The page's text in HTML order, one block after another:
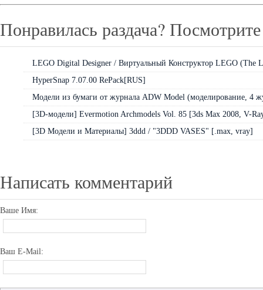
Понравилась раздача?
LEGO Digital Designer / Виртуальный Конструктор LEGO (The
HyperSnap 7.07.00 RePack[RUS]
Модели из бумаги от журнала ADW Model (моделирование, 4
[3D-модели] Evermotion Archmodels Vol. 85 [3ds Max 2008, V-
[3D Модели и Материалы] 3ddd / "3DDD VASES" [.max, vray]
Написать комментарий
Ваше Имя:
Ваш E-Mail: